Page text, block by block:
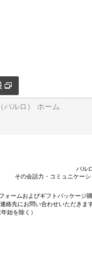
パルロ） ホーム
パル
その会話力・コミュニケー
ームおよびギフトパッケージ
絡先にお問い合わせいただきま
始を除く）